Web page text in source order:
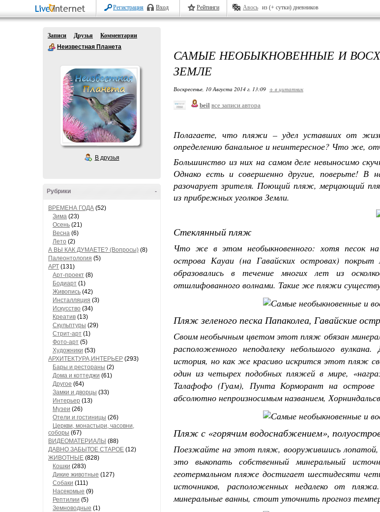
Регистрация Вход Рейтинги Авось из (+ сутки) дневников
Записи Друзья
Комментарии
Неизвестная Планета
В друзья
-
Рубрики
ВРЕМЕНА ГОДА (52)
Зима (23)
Осень (21)
Весна (6)
Лето (2)
А ВЫ КАК ДУМАЕТЕ? (Вопросы) (8)
Палеонтология (5)
АРТ (131)
Арт-проект (8)
Бодиарт (1)
Живопись (42)
Инсталляция (3)
Искусство (34)
Креатив (13)
Скульптуры (29)
Стрит-арт (1)
Фото-арт (5)
Художники (53)
АРХИТЕКТУРА,ИНТЕРЬЕР (293)
Бары и рестораны (2)
Дома и коттеджи (61)
Другое (64)
Замки и дворцы (33)
Интерьер (13)
Музеи (26)
Отели и гостиницы (26)
Церкви, монастыри, часовни,
соборы (67)
ВИДЕОМАТЕРИАЛЫ (88)
ДАВНО ЗАБЫТОЕ СТАРОЕ (12)
ЖИВОТНЫЕ (828)
Кошки (283)
Дикие животные (127)
Собаки (111)
Насекомые (9)
Рептилии (5)
Земноводные (1)
САМЫЕ НЕОБЫКНОВЕННЫЕ И
ЗЕМЛЕ
Воскресенье, 10 Августа 2014 г. 13:09 + в цитатник
beil все записи автора
Полагаете, что пляжи – удел уставших от
определению банальное и неинтересное? Что же,
Большинство из них на самом деле невыносимо
Однако есть и совершенно другие, поверьте! В
разочарует зрителя. Поющий пляж, мерцающий
из прибрежных уголков Земли.
Стеклянный пляж
Что же в этом необыкновенного: хотя песок
острова Кауаи (на Гавайских островах) покрыт
образовались в течение многих лет из
отшлифованного волнами. Такие же пляжи
Пляж зеленого песка Папаколеа, Гавайские
Своим необычным цветом этот пляж обязан
расположенного неподалеку небольшого
история, но как же красиво искрится этот пляж
один из четырех подобных пляжей в мире,
Талафофо (Гуам), Пунта Корморант на острове
абсолютно непроизносимым названием,
Пляж с «горячим водоснабжением»,
Поезжайте на этот пляж, вооружившись лопатой,
это выкопать собственный минеральный
геотермальном пляже достигает шестидесяти
источников, расположенных недалеко от
минеральные ванны, стоит уточнить прогноз